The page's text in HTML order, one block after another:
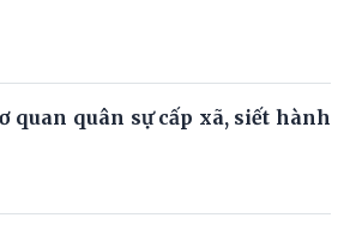
quan quân sự cấp xã, siết hành